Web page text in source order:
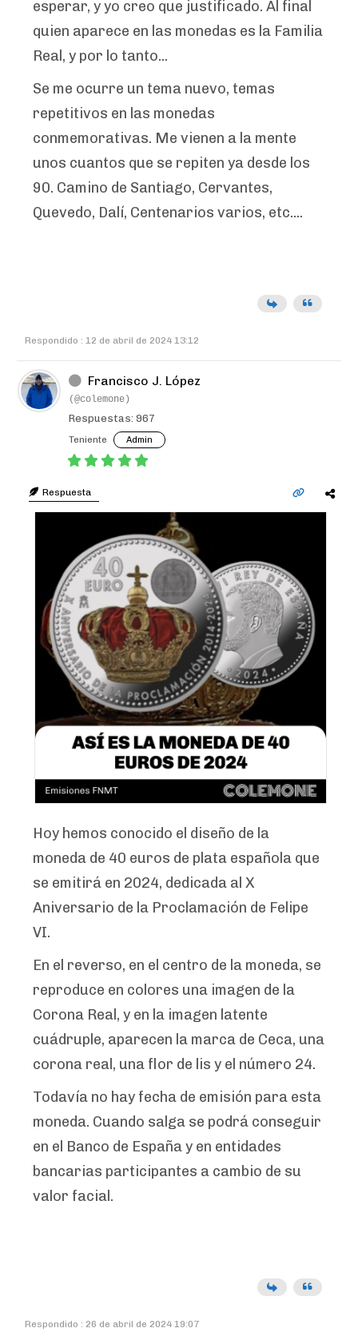
esperar, y yo creo que justificado. Al final
quien aparece en las monedas es la Familia
Real, y por lo tanto...
Se me ocurre un tema nuevo, temas
repetitivos en las monedas
conmemorativas. Me vienen a la mente
unos cuantos que se repiten ya desde los
90. Camino de Santiago, Cervantes,
Quevedo, Dalí, Centenarios varios, etc....
Respondido : 12 de abril de 2024 13:12
Francisco J. López
(@colemone)
Respuestas: 967
Teniente Admin
Respuesta
Hoy hemos conocido el diseño de la
moneda de 40 euros de plata española que
se emitirá en 2024, dedicada al X
Aniversario de la Proclamación de Felipe
VI.
En el reverso, en el centro de la moneda, se
reproduce en colores una imagen de la
Corona Real, y en la imagen latente
cuádruple, aparecen la marca de Ceca, una
corona real, una flor de lis y el número 24.
Todavía no hay fecha de emisión para esta
moneda. Cuando salga se podrá conseguir
en el Banco de España y en entidades
bancarias participantes a cambio de su
valor facial.
Respondido : 26 de abril de 2024 19:07